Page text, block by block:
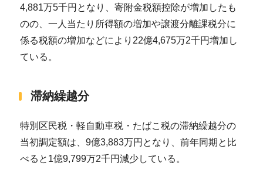
4,881万5千円となり、寄附金税額控除が増加したも
のの、一人当たり所得額の増加や譲渡分離課税分に
係る税額の増加などにより22億4,675万2千円増加し
ている。
滞納繰越分
特別区民税・軽自動車税・たばこ税の滞納繰越分の
当初調定額は、9億3,883万円となり、前年同期と比
べると1億9,799万2千円減少している。